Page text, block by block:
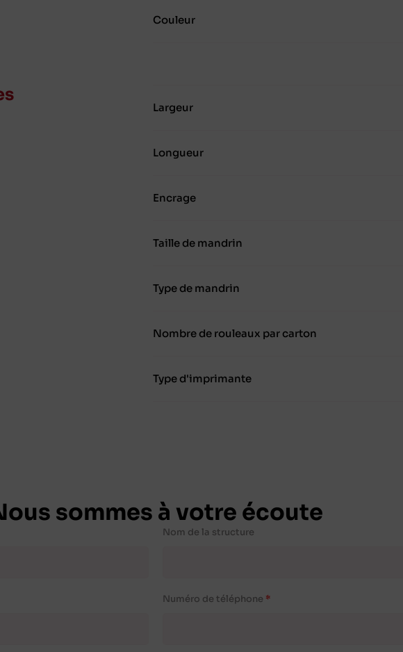
Couleur
Largeur
Longueur
Encrage
Taille de mandrin
Type de mandrin
Nombre de rouleaux par carton
Type d'imprimante
sommes à votre écoute
Nom de la structure
Numéro de téléphone